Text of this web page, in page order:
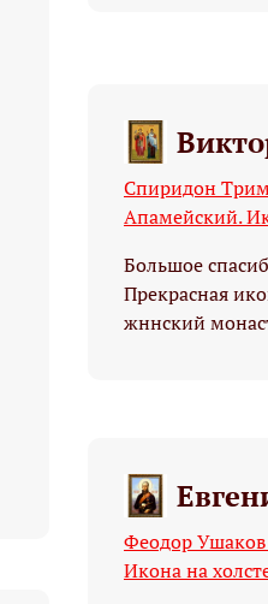
Спиридон
Апамейский.
Большое
Прекрасная
жннский
Феодор
Икона на